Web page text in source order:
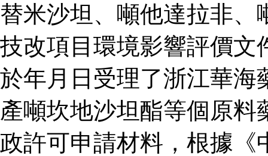
替米沙坦、噸他達拉非
技改項目環境影響評價文
於年月日受理了浙江華海
產噸坎地沙坦酯等個原
政許可申請材料，根據《